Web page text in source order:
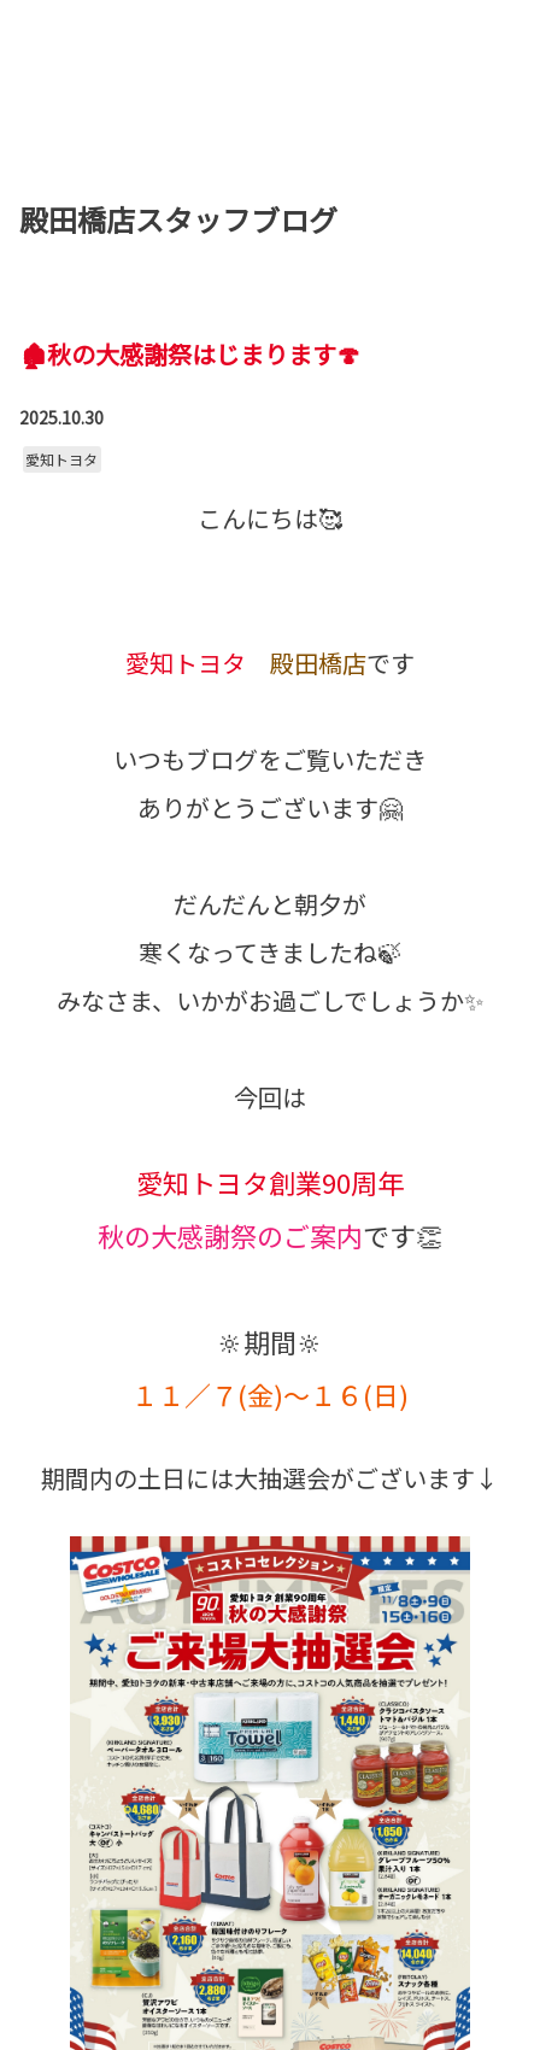
殿田橋店スタッフブログ
🏚️秋の大感謝祭はじまります🍄
2025.10.30
愛知トヨタ
こんにちは🥰
愛知トヨタ 殿田橋店です
いつもブログをご覧いただき
ありがとうございます🤗
だんだんと朝夕が
寒くなってきましたね🍃
みなさま、いかがお過ごしでしょうか✨
今回は
愛知トヨタ創業90周年
秋の大感謝祭のご案内です👏
🔆期間🔆
１１／７(金)～１６(日)
期間内の土日には大抽選会がございます↓